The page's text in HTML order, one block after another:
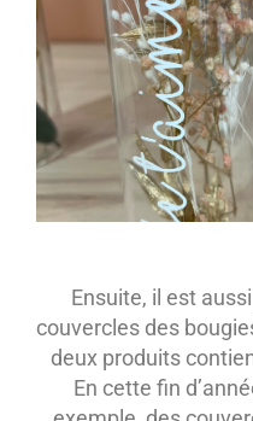
Ensuite, il est
couvercles des
deux produits
En cette fin